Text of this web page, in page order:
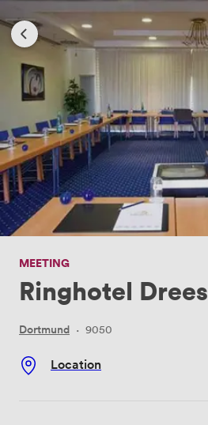
MEETING
Ringhotel Drees
Dortmund · 9050
Location